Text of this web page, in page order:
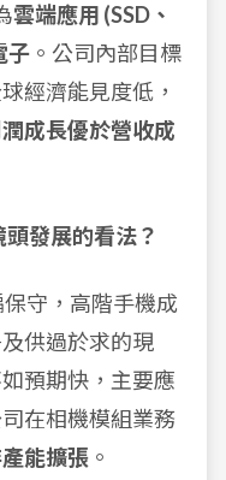
雲端應用 (SSD、
子 。公司內部目標
經濟能見度低，
成長優於營收成
發展的看法？
守，高階手機成
供過於求的現
預期快，主要應
在相機模組業務
能擴張 。